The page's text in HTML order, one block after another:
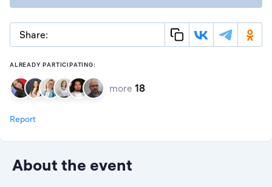
Share:
ALREADY PARTICIPATING:
more 18
Report
About the event